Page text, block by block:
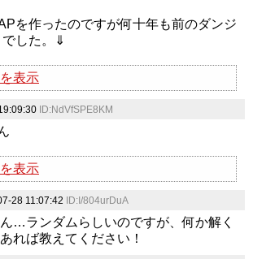
を作ったのですが何十年も前のダンジ
でした。⇓
表示
ID:NdVfSPE8KM
表示
28 11:07:42 ID:I/804urDuA
…ランダムらしいのですが、何か解く
れば教えてください！